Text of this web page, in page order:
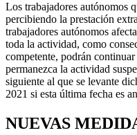
Los trabajadores autónomos
percibiendo la prestación
trabajadores autónomos
toda la actividad, como
competente, podrán
permanezca la actividad
siguiente al que se levante
2021 si esta última fecha es
NUEVAS